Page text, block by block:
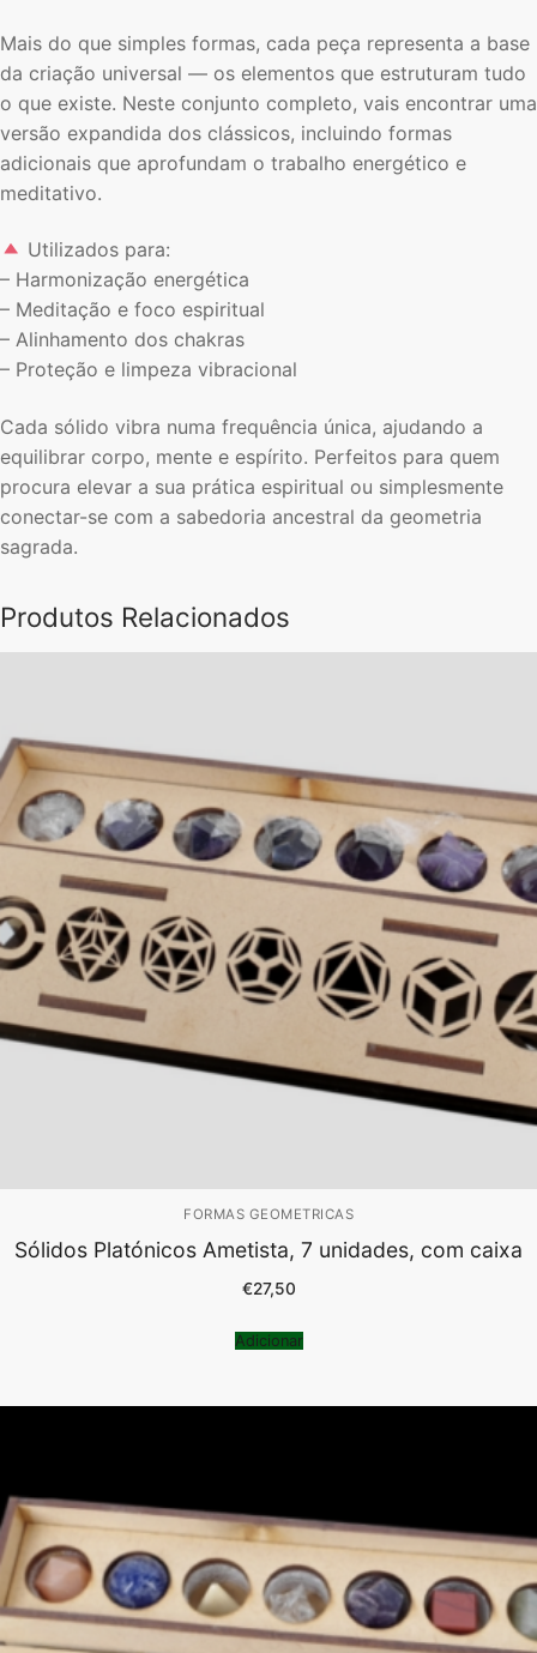
Mais do que simples formas, cada peça representa a base
da criação universal — os elementos que estruturam tudo
o que existe. Neste conjunto completo, vais encontrar uma
versão expandida dos clássicos, incluindo formas
adicionais que aprofundam o trabalho energético e
meditativo.
Utilizados para:
– Harmonização energética
– Meditação e foco espiritual
– Alinhamento dos chakras
– Proteção e limpeza vibracional
Cada sólido vibra numa frequência única, ajudando a
equilibrar corpo, mente e espírito. Perfeitos para quem
procura elevar a sua prática espiritual ou simplesmente
conectar-se com a sabedoria ancestral da geometria
sagrada.
Produtos Relacionados
FORMAS GEOMETRICAS
Sólidos Platónicos Ametista, 7 unidades, com caixa
€27,50
Adicionar